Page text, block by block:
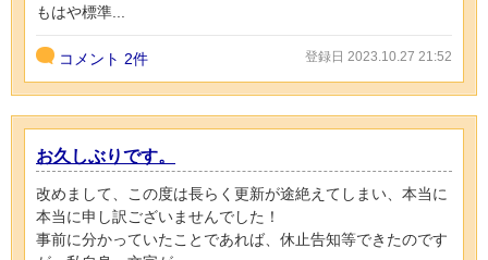
もはや標準...
コメント 2件 登録日 2023.10.27 21:52
お久しぶりです。
改めまして、この度は長らく更新が途絶えてしまい、本当に
本当に申し訳ございませんでした！
事前に分かっていたことであれば、休止告知等できたのです